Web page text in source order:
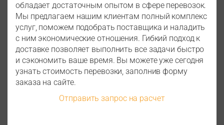
обладает достаточным опытом в сфере перевозок.
Мы предлагаем нашим клиентам полный комплекс
услуг, поможем подобрать поставщика и наладить
с ним экономические отношения. Гибкий подход к
доставке позволяет выполнить все задачи быстро
и сэкономить ваше время. Вы можете уже сегодня
узнать стоимость перевозки, заполнив форму
заказа на сайте.
Отправить запрос на расчет